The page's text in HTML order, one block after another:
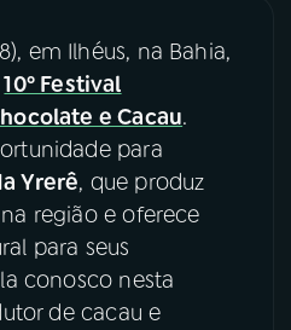
X
em Ilhéus, na Bahia,
10º Festival
e Cacau.
para
Yrerê, que produz
região e oferece
para seus
conosco nesta
de cacau e